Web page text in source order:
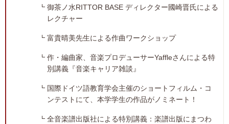
御茶ノ水RITTOR BASE ディレクター國崎晋氏による
レクチャー
富貴晴美先生による作曲ワークショップ
作・編曲家、音楽プロデューサーYaffleさんによる特
別講義『音楽キャリア雑談』
国際ドイツ語教育学会主催のショートフィルム・コ
ンテストにて、本学学生の作品がノミネート！
全音楽譜出版社による特別講義：楽譜出版にまつわ